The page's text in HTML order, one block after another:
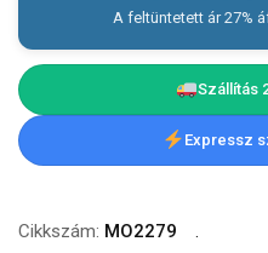
A feltüntetett ár 27%
Szállítás
Expressz
Cikkszám: MO2279